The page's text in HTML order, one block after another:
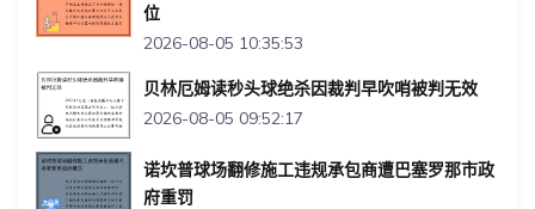
位
2026-08-05 10:35:53
贝林厄姆读秒头球绝杀因裁判早吹哨被判无效
2026-08-05 09:52:17
诺坎普球场翻修施工违规承包商遭巴塞罗那市政
府重罚